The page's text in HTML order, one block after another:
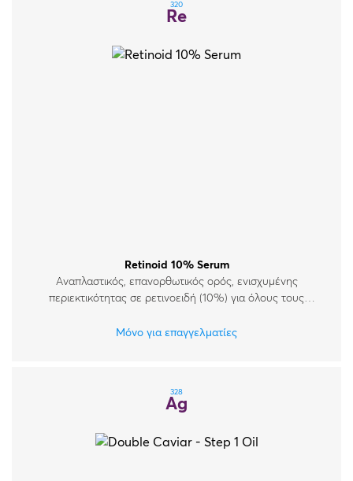
320
Re
Retinoid 10% Serum
Αναπλαστικός, επανορθωτικός ορός, ενισχυμένης
περιεκτικότητας σε ρετινοειδή (10%) για όλους τους
Μόνο για επαγγελματίες
328
Ag